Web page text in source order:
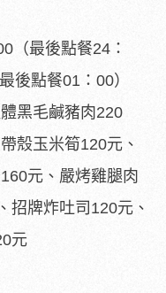
（最後點餐24：
後點餐01：00）
黑毛鹹豬肉220
殼玉米筍120元、
元、嚴烤雞腿肉
招牌炸吐司120元、
元